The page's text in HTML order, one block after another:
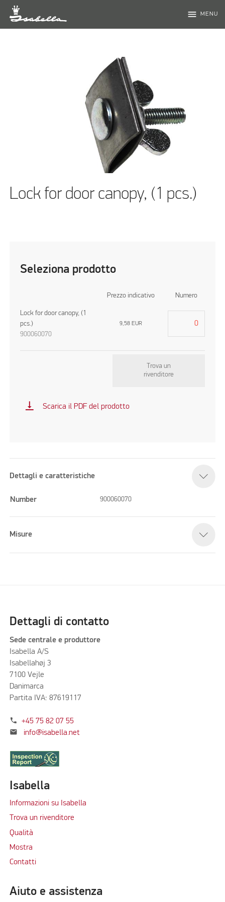
menu MENU
Lock for door canopy, (1 pcs.)
Seleziona prodotto
Prezzo indicativo Numero
Lock for door canopy, (1
pcs.)
900060070
9,58 EUR
Trova un
rivenditore
vertical_align_bottom Scarica il PDF del prodotto
Dettagli e caratteristiche
Number 900060070
Misure
Dettagli di contatto
Sede centrale e produttore
Isabella A/S
Isabellahøj 3
7100 Vejle
Danimarca
Partita IVA: 87619117
phone +45 75 82 07 55
mail info@isabella.net
Isabella
Informazioni su Isabella
Trova un rivenditore
Qualità
Mostra
Contatti
Aiuto e assistenza